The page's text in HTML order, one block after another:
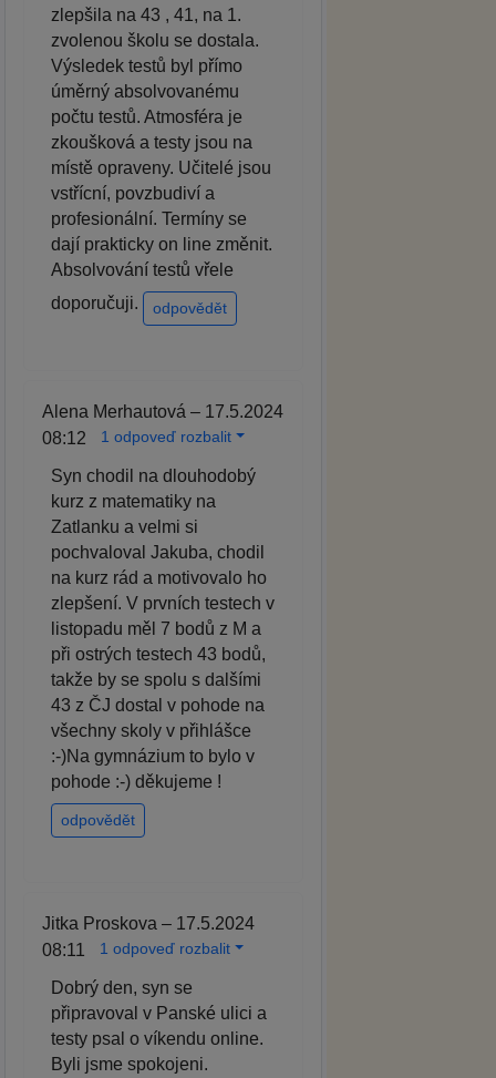
zlepšila na 43 , 41, na 1.
zvolenou školu se dostala.
Výsledek testů byl přímo
úměrný absolvovanému
počtu testů. Atmosféra je
zkoušková a testy jsou na
místě opraveny. Učitelé jsou
vstřícní, povzbudiví a
profesionální. Termíny se
dají prakticky on line změnit.
Absolvování testů vřele
doporučuji.
odpovědět
Alena Merhautová – 17.5.2024
08:12
1 odpoveď rozbalit
Syn chodil na dlouhodobý
kurz z matematiky na
Zatlanku a velmi si
pochvaloval Jakuba, chodil
na kurz rád a motivovalo ho
zlepšení. V prvních testech v
listopadu měl 7 bodů z M a
při ostrých testech 43 bodů,
takže by se spolu s dalšími
43 z ČJ dostal v pohode na
všechny skoly v přihlášce
:-)Na gymnázium to bylo v
pohode :-) děkujeme !
odpovědět
Jitka Proskova – 17.5.2024
08:11
1 odpoveď rozbalit
Dobrý den, syn se
připravoval v Panské ulici a
testy psal o víkendu online.
Byli jsme spokojeni.